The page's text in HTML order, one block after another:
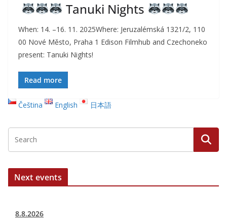
Tanuki Nights
When: 14. –16. 11. 2025Where: Jeruzalémská 1321/2, 110
00 Nové Město, Praha 1 Edison Filmhub and Czechoneko
present: Tanuki Nights!
Read more
Čeština English 日本語
Next events
8.8.2026